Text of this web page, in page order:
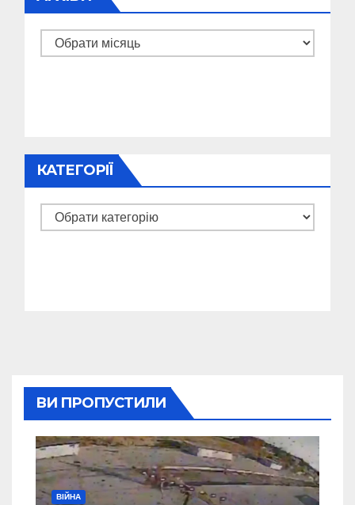
Архіви
КАТЕГОРІЇ
Категорії
ВИ ПРОПУСТИЛИ
ВІЙНА